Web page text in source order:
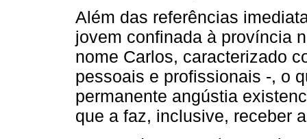
Além das referências
jovem confinada à província
nome Carlos, caracterizado
pessoais e profissionais -, o
permanente angústia
que a faz, inclusive, receber